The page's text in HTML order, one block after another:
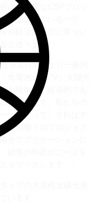
の大規模なCSPプロジ
を提供している一方
や経済的要因に基づい
と述べます。
赤道付近でより一般的
光電池式（PV）太陽光
が簡単で、経済的であ
くなります。私たちの
ムにとって、それはす
客の個々のプロジェク
光アプリケーションに
顧客の特定のニーズを
タマイズします」。
イプの大規模太陽光発
います。